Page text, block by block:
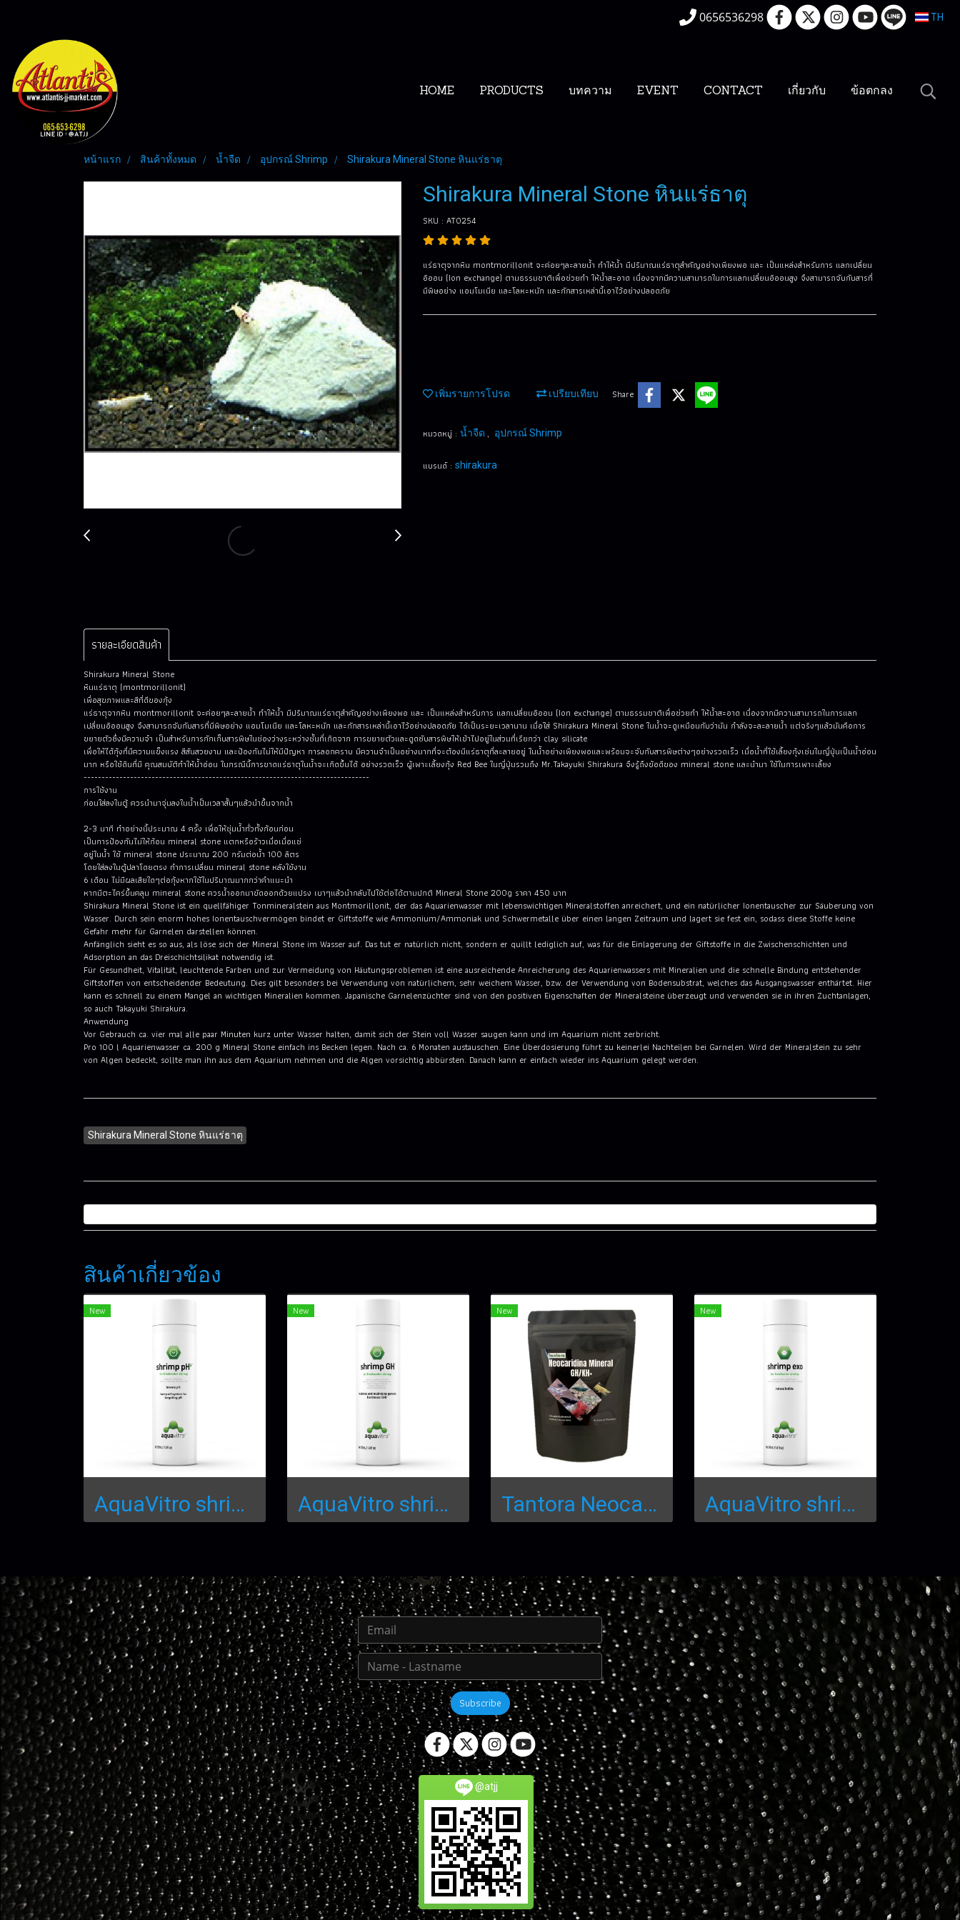
0656536298 TH
HOME PRODUCTS บทความ EVENT CONTACT เกี่ยวกับ ข้อตกลง
หน้าแรก สินค้าทั้งหมด น้ำจืด อุปกรณ์ Shrimp Shirakura Mineral Stone หินแร่ธาตุ
Shirakura Mineral Stone หินแร่ธาตุ
SKU : AT0254
แร่ธาตุจากหิน montmorillonit จะค่อยๆละลายน้ำ ทำให้น้ำ มีปริมาณแร่ธาตุสำคัญอย่างเพียงพอ และ เป็นแหล่งสำหรับการ แลกเปลี่ยน
อิออน (Ion exchange) ตามธรรมชาติเพื่อช่วยทำ ให้น้ำสะอาด เนื่องจากมีความสามารถในการแลกเปลี่ยนอิออนสูง จึงสามารถจับกับสารที่
มีพิษอย่าง แอมโมเนีย และโลหะหนัก และกักสารเหล่านี้เอาไว้อย่างปลอดภัย
เพิ่มรายการโปรด เปรียบเทียบ Share
หมวดหมู่ : น้ำจืด , อุปกรณ์ Shrimp
แบรนด์ : shirakura
รายละเอียดสินค้า
Shirakura Mineral Stone
หินแร่ธาตุ (montmorillonit)
เพื่อสุขภาพและสีที่ดีของกุ้ง
แร่ธาตุจากหิน montmorillonit จะค่อยๆละลายน้ำ ทำให้น้ำ มีปริมาณแร่ธาตุสำคัญอย่างเพียงพอ และ เป็นแหล่งสำหรับการ แลกเปลี่ยนอิออน (Ion exchange) ตามธรรมชาติเพื่อช่วยทำ ให้น้ำสะอาด เนื่องจากมีความสามารถในการแลก
เปลี่ยนอิออนสูง จึงสามารถจับกับสารที่มีพิษอย่าง แอมโมเนีย และโลหะหนัก และกักสารเหล่านี้เอาไว้อย่างปลอดภัย ได้เป็นระยะเวลานาน เมื่อใส่ Shirakura Mineral Stone ในน้ำจะดูเหมือนกับว่ามัน กำลังจะละลายน้ำ แต่จริงๆแล้วมันคือการ
ขยายตัวซึ่งมีความจำ เป็นสำหรับการกักเก็บสารพิษในช่องว่างระหว่างชั้นที่เกิดจาก การขยายตัวและดูดซับสารพิษให้เข้าไปอยู่ในส่วนที่เรียกว่า clay silicate
เพื่อให้ได้กุ้งที่มีความแข็งแรง สีสันสวยงาม และป้องกันไม่ให้มีปัญหา การลอกคราบ มีความจำเป็นอย่างมากที่จะต้องมีแร่ธาตุที่ละลายอยู่ ในน้ำอย่างเพียงพอและพร้อมจะจับกับสารพิษต่างๆอย่างรวดเร็ว เมื่อน้ำที่ใช้เลี้ยงกุ้งเช่นในญี่ปุ่นเป็นน้ำอ่อน
มาก หรือใช้ดินที่มี คุณสมบัติทำให้น้ำอ่อน ในกรณีนี้การขาดแร่ธาตุในน้ำจะเกิดขึ้นได้ อย่างรวดเร็ว ผู้เพาะเลี้ยงกุ้ง Red Bee ในญี่ปุ่นรวมถึง Mr.Takayuki Shirakura จึงรู้ถึงข้อดีของ mineral stone และนำมา ใช้ในการเพาะเลี้ยง
--------------------------------------------------------------------------------
การใช้งาน
ก่อนใส่ลงในตู้ ควรนำมาจุ่มลงในน้ำเป็นเวลาสั้นๆแล้วนำขึ้นจากน้ำ
2-3 นาที ทำอย่างนี้ประมาณ 4 ครั้ง เพื่อให้ชุ่มน้ำทั่วทั้งก้อนก่อน
เป็นการป้องกันไม่ให้ก้อน mineral stone แตกหรือร้าวเมื่อเมื่อแช่
อยู่ในน้ำ ใช้ mineral stone ประมาณ 200 กรัมต่อน้ำ 100 ลิตร
โดยใส่ลงในตู้ปลาโดยตรง ทำการเปลี่ยน mineral stone หลังใช้งาน
6 เดือน ไม่มีผลเสียใดๆต่อกุ้งหากใช้ในปริมาณมากกว่าคำแนะนำ
หากมีตะไคร่ขึ้นคลุม mineral stone ควรน้ำออกมาขัดออกด้วยแปรง เบาๆแล้วนำกลับไปใช้ต่อได้ตามปกติ Mineral Stone 200g ราคา 450 บาท
Shirakura Mineral Stone ist ein quellfähiger Tonmineralstein aus Montmorillonit, der das Aquarienwasser mit lebenswichtigen Mineralstoffen anreichert, und ein natürlicher Ionentauscher zur Säuberung von
Wasser. Durch sein enorm hohes Ionentauschvermögen bindet er Giftstoffe wie Ammonium/Ammoniak und Schwermetalle über einen langen Zeitraum und lagert sie fest ein, sodass diese Stoffe keine
Gefahr mehr für Garnelen darstellen können.
Anfänglich sieht es so aus, als löse sich der Mineral Stone im Wasser auf. Das tut er natürlich nicht, sondern er quillt lediglich auf, was für die Einlagerung der Giftstoffe in die Zwischenschichten und
Adsorption an das Dreischichtsilikat notwendig ist.
Für Gesundheit, Vitalität, leuchtende Farben und zur Vermeidung von Häutungsproblemen ist eine ausreichende Anreicherung des Aquarienwassers mit Mineralien und die schnelle Bindung entstehender
Giftstoffen von entscheidender Bedeutung. Dies gilt besonders bei Verwendung von natürlichem, sehr weichem Wasser, bzw. der Verwendung von Bodensubstrat, welches das Ausgangswasser enthärtet. Hier
kann es schnell zu einem Mangel an wichtigen Mineralien kommen. Japanische Garnelenzüchter sind von den positiven Eigenschaften der Mineralsteine überzeugt und verwenden sie in ihren Zuchtanlagen,
so auch Takayuki Shirakura.
Anwendung
Vor Gebrauch ca. vier mal alle paar Minuten kurz unter Wasser halten, damit sich der Stein voll Wasser saugen kann und im Aquarium nicht zerbricht.
Pro 100 l Aquarienwasser ca. 200 g Mineral Stone einfach ins Becken legen. Nach ca. 6 Monaten austauschen. Eine Überdosierung führt zu keinerlei Nachteilen bei Garnelen. Wird der Mineralstein zu sehr
von Algen bedeckt, sollte man ihn aus dem Aquarium nehmen und die Algen vorsichtig abbürsten. Danach kann er einfach wieder ins Aquarium gelegt werden.
Shirakura Mineral Stone หินแร่ธาตุ
สินค้าเกี่ยวข้อง
New
AquaVitro shrimp pHa™150ml.
New
AquaVitro shrimp GH150ml.
New
Tantora Neocaridina Mineral GH/KH+50g.
New
AquaVitro shrimp exo 150ml.
Subscribe
@atjj